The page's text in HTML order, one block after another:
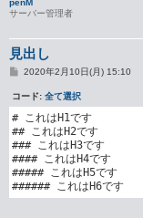
penM
サーバー管理者
見出し
投
記
事
2020年2月10日(月) 15:10
コード: 全て選択
# これはH1です
## これはH2です
### これはH3です
#### これはH4です
##### これはH5です
###### これはH6です